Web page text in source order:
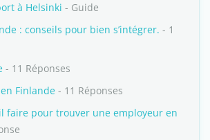
à Helsinki - Guide
: conseils pour bien s’intégrer. - 1
- 11 Réponses
Finlande - 11 Réponses
faire pour trouver une employeur en